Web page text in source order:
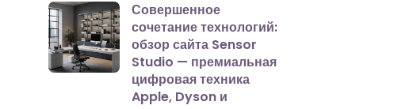
Совершенное
сочетание технологий:
обзор сайта Sensor
Studio — премиальная
цифровая техника
Apple, Dyson и